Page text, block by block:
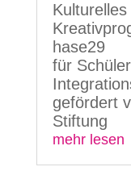
hase29
für
gefördert
Stiftung
mehr lesen